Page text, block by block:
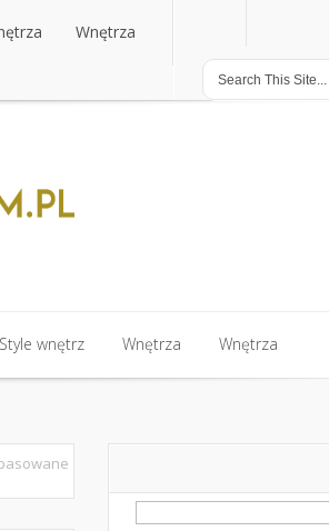
Wnętrza
Wnętrza
Style wnętrz Wnętrza Wnętrza
Szukaj: